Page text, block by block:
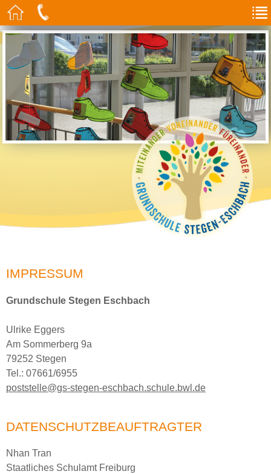
IMPRESSUM
Grundschule Stegen Eschbach
Ulrike Eggers
Am Sommerberg 9a
79252 Stegen
Tel.: 07661/6955
poststelle@gs-stegen-eschbach.schule.bwl.de
DATENSCHUTZBEAUFTRAGTER
Nhan Tran
Staatliches Schulamt Freiburg